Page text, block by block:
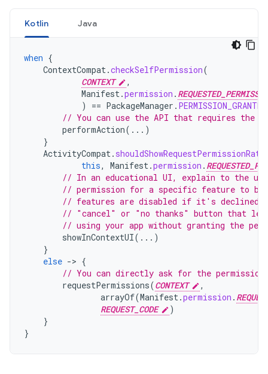
Kotlin Java
when {
ContextCompat.checkSelfPermission(
CONTEXT
,
Manifest.permission .
)
== PackageManager . PERMISSION_GRANTED
// You can use the API that requires the
performAction(...)
}
ActivityCompat.
this, Manifest.permission .
// In an educational UI, explain to the
// permission for a specific feature to
// features are disabled if it's
// "cancel" or "no thanks" button that
// using your app without granting the
showInContextUI(...)
}
else -> {
// You can directly ask for the
requestPermissions(CONTEXT
,
arrayOf(Manifest.permission .
REQUEST_CODE
)
}
}